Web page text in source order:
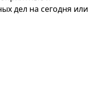
дел на сегодня или